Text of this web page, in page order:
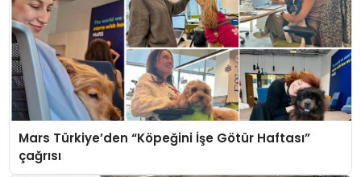
Mars Türkiye’den “Köpeğini İşe Götür Haftası”
çağrısı